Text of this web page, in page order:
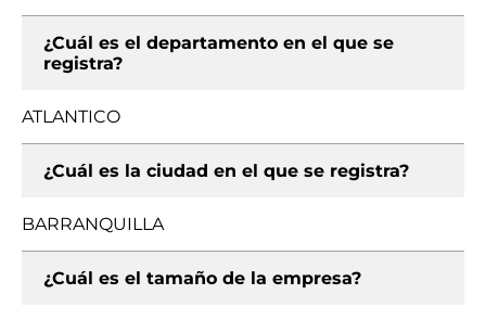
¿Cuál es el departamento en el que se
registra?
ATLANTICO
¿Cuál es la ciudad en el que se registra?
BARRANQUILLA
¿Cuál es el tamaño de la empresa?